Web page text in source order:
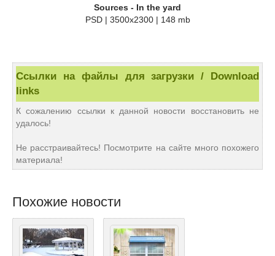
Sources - In the yard
PSD | 3500x2300 | 148 mb
Ссылки на файлы для загрузки / Download
links
К сожалению ссылки к данной новости восстановить не
удалось!
Не расстраивайтесь! Посмотрите на сайте много похожего
материала!
Похожие новости